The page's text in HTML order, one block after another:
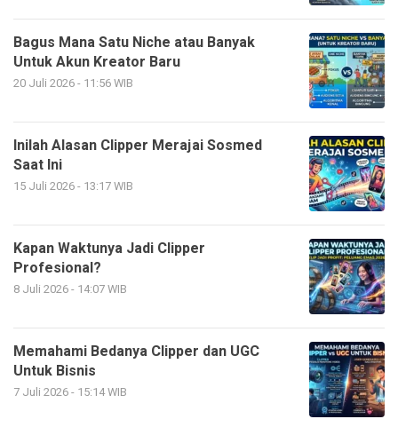
Bagus Mana Satu Niche atau Banyak
Untuk Akun Kreator Baru
20 Juli 2026 - 11:56 WIB
Inilah Alasan Clipper Merajai Sosmed
Saat Ini
15 Juli 2026 - 13:17 WIB
Kapan Waktunya Jadi Clipper
Profesional?
8 Juli 2026 - 14:07 WIB
Memahami Bedanya Clipper dan UGC
Untuk Bisnis
7 Juli 2026 - 15:14 WIB